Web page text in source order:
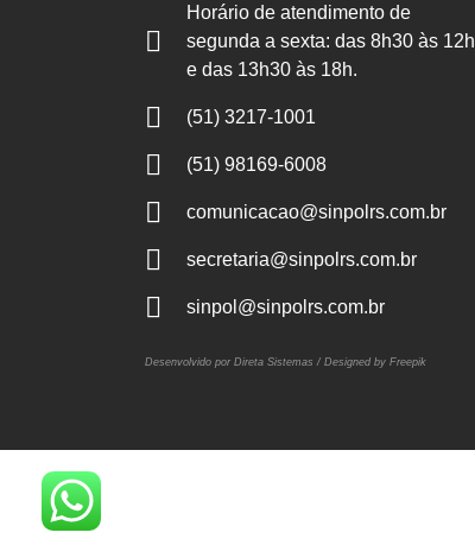
Horário de atendimento de
segunda a sexta: das 8h30 às 12h
e das 13h30 às 18h.
(51) 3217-1001
(51) 98169-6008
comunicacao@sinpolrs.com.br
secretaria@sinpolrs.com.br
sinpol@sinpolrs.com.br
Desenvolvido por Direta Sistemas / Designed by Freepik